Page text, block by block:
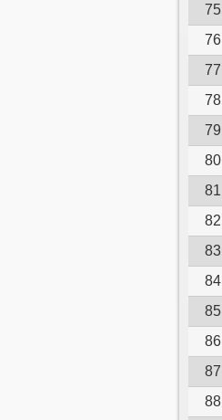
75
76
77
78
79
80
81
82
83
84
85
86
87
88